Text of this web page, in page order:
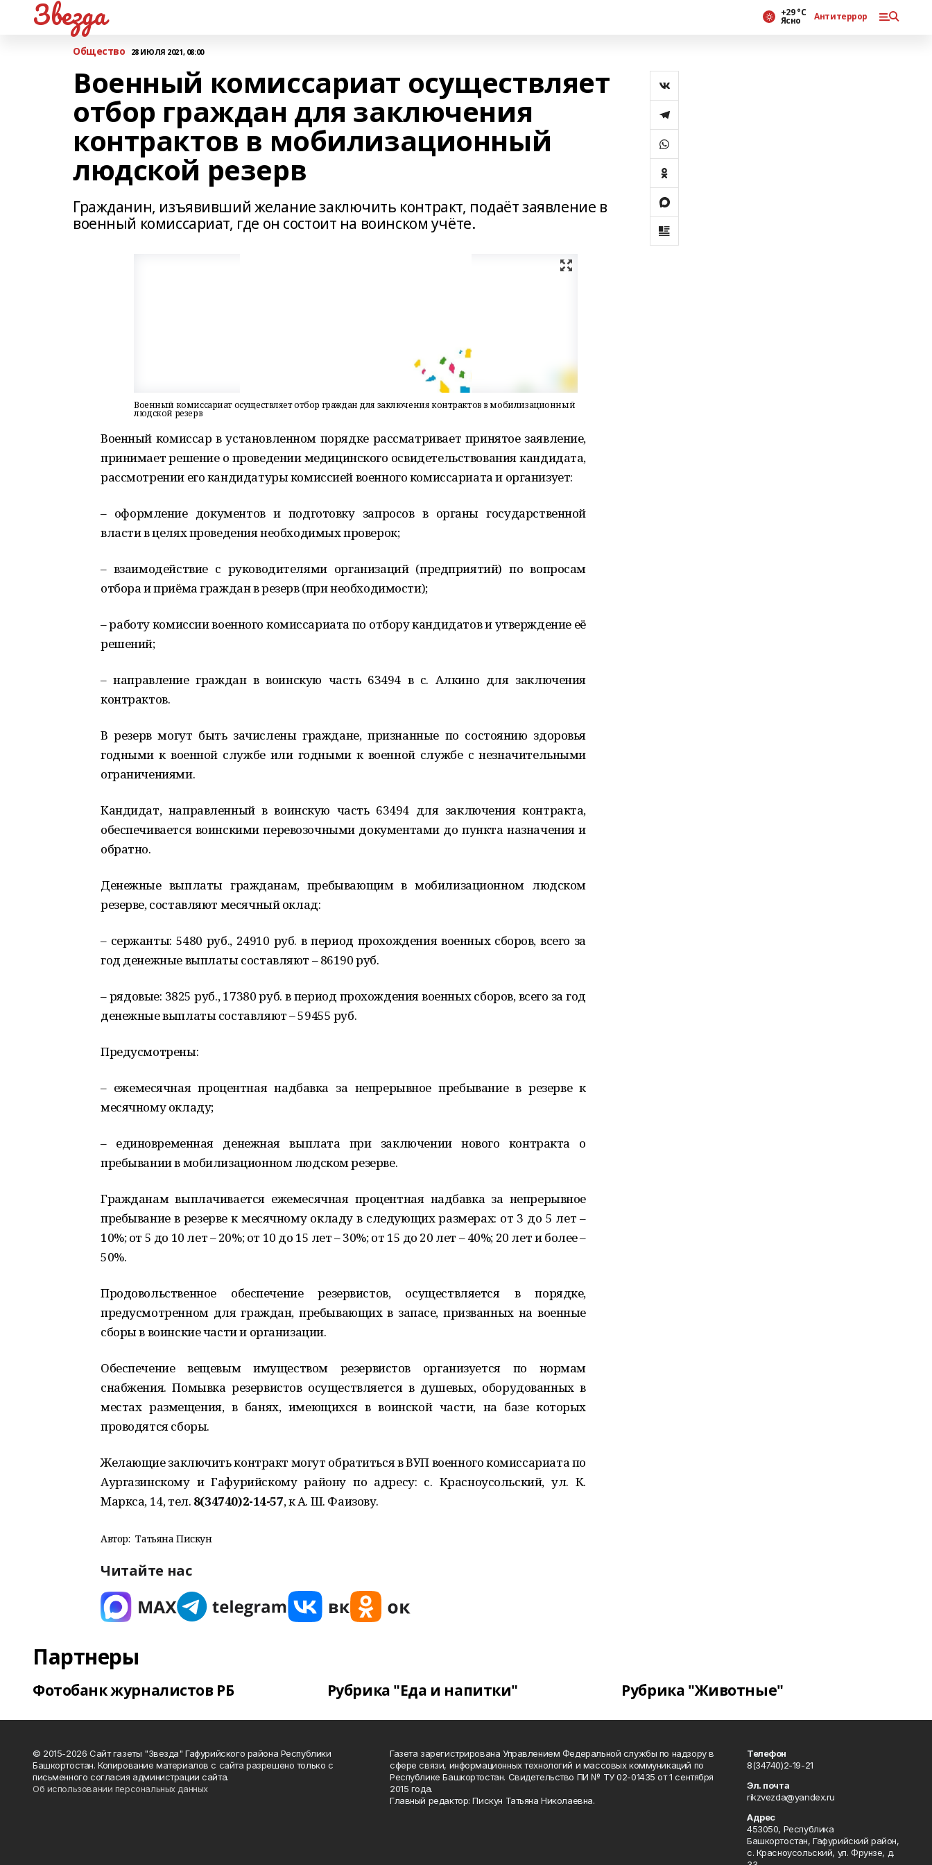
Звезда +29 °С
Ясно Антитеррор
Общество 28 ИЮЛЯ 2021, 08:00
Военный комиссариат осуществляет
отбор граждан для заключения
контрактов в мобилизационный
людской резерв
Гражданин, изъявивший желание заключить контракт, подаёт заявление в
военный комиссариат, где он состоит на воинском учёте.
Военный комиссариат осуществляет отбор граждан для заключения контрактов в мобилизационный
людской резерв
Военный комиссар в установленном порядке рассматривает принятое заявление,
принимает решение о проведении медицинского освидетельствования кандидата,
рассмотрении его кандидатуры комиссией военного комиссариата и организует:
– оформление документов и подготовку запросов в органы государственной
власти в целях проведения необходимых проверок;
– взаимодействие с руководителями организаций (предприятий) по вопросам
отбора и приёма граждан в резерв (при необходимости);
– работу комиссии военного комиссариата по отбору кандидатов и утверждение её
решений;
– направление граждан в воинскую часть 63494 в с. Алкино для заключения
контрактов.
В резерв могут быть зачислены граждане, признанные по состоянию здоровья
годными к военной службе или годными к военной службе с незначительными
ограничениями.
Кандидат, направленный в воинскую часть 63494 для заключения контракта,
обеспечивается воинскими перевозочными документами до пункта назначения и
обратно.
Денежные выплаты гражданам, пребывающим в мобилизационном людском
резерве, составляют месячный оклад:
– сержанты: 5480 руб., 24910 руб. в период прохождения военных сборов, всего за
год денежные выплаты составляют – 86190 руб.
– рядовые: 3825 руб., 17380 руб. в период прохождения военных сборов, всего за год
денежные выплаты составляют – 59455 руб.
Предусмотрены:
– ежемесячная процентная надбавка за непрерывное пребывание в резерве к
месячному окладу;
– единовременная денежная выплата при заключении нового контракта о
пребывании в мобилизационном людском резерве.
Гражданам выплачивается ежемесячная процентная надбавка за непрерывное
пребывание в резерве к месячному окладу в следующих размерах: от 3 до 5 лет –
10%; от 5 до 10 лет – 20%; от 10 до 15 лет – 30%; от 15 до 20 лет – 40%; 20 лет и более –
50%.
Продовольственное обеспечение резервистов, осуществляется в порядке,
предусмотренном для граждан, пребывающих в запасе, призванных на военные
сборы в воинские части и организации.
Обеспечение вещевым имуществом резервистов организуется по нормам
снабжения. Помывка резервистов осуществляется в душевых, оборудованных в
местах размещения, в банях, имеющихся в воинской части, на базе которых
проводятся сборы.
Желающие заключить контракт могут обратиться в ВУП военного комиссариата по
Аургазинскому и Гафурийскому району по адресу: с. Красноусольский, ул. К.
Маркса, 14, тел. 8(34740)2-14-57, к А. Ш. Фаизову.
Автор: Татьяна Пискун
Читайте нас
Партнеры
Фотобанк журналистов РБ Рубрика "Еда и напитки" Рубрика "Животные"
© 2015-2026 Сайт газеты "Звезда" Гафурийского района Республики
Башкортостан. Копирование материалов с сайта разрешено только с
письменного согласия администрации сайта.
Об использовании персональных данных
Газета зарегистрирована Управлением Федеральной службы по надзору в
сфере связи, информационных технологий и массовых коммуникаций по
Республике Башкортостан. Свидетельство ПИ № ТУ 02-01435 от 1 сентября
2015 года.
Главный редактор: Пискун Татьяна Николаевна.
Телефон
8(34740)2-19-21
Эл. почта
rikzvezda@yandex.ru
Адрес
453050, Республика
Башкортостан, Гафурийский район,
с. Красноусольский, ул. Фрунзе, д.